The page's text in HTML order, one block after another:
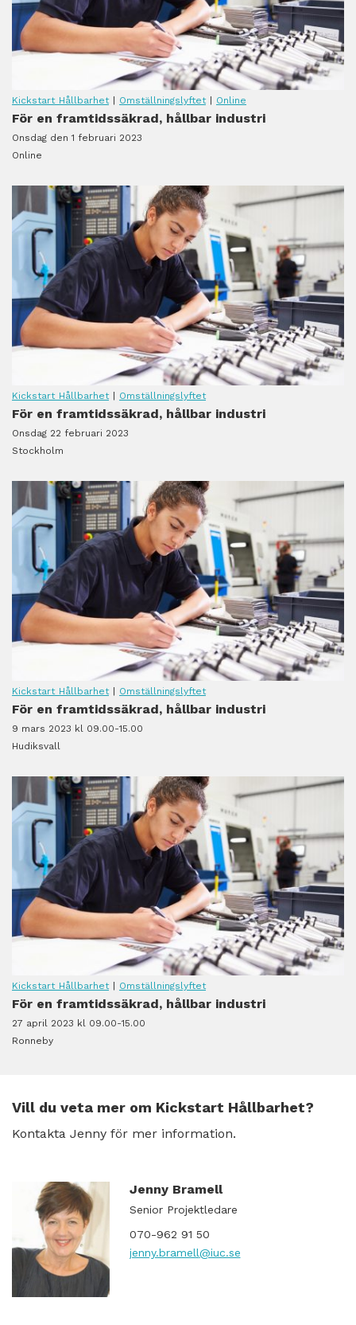
Kickstart Hållbarhet| Omställningslyftet| Online
För en framtidssäkrad, hållbar industri
Onsdag den 1 februari 2023
Online
Kickstart Hållbarhet| Omställningslyftet
För en framtidssäkrad, hållbar industri
Onsdag 22 februari 2023
Stockholm
Kickstart Hållbarhet| Omställningslyftet
För en framtidssäkrad, hållbar industri
9 mars 2023 kl 09.00-15.00
Hudiksvall
Kickstart Hållbarhet| Omställningslyftet
För en framtidssäkrad, hållbar industri
27 april 2023 kl 09.00-15.00
Ronneby
Vill du veta mer om Kickstart Hållbarhet?
Kontakta Jenny för mer information.
Jenny Bramell
Senior Projektledare
070-962 91 50
jenny.bramell@iuc.se